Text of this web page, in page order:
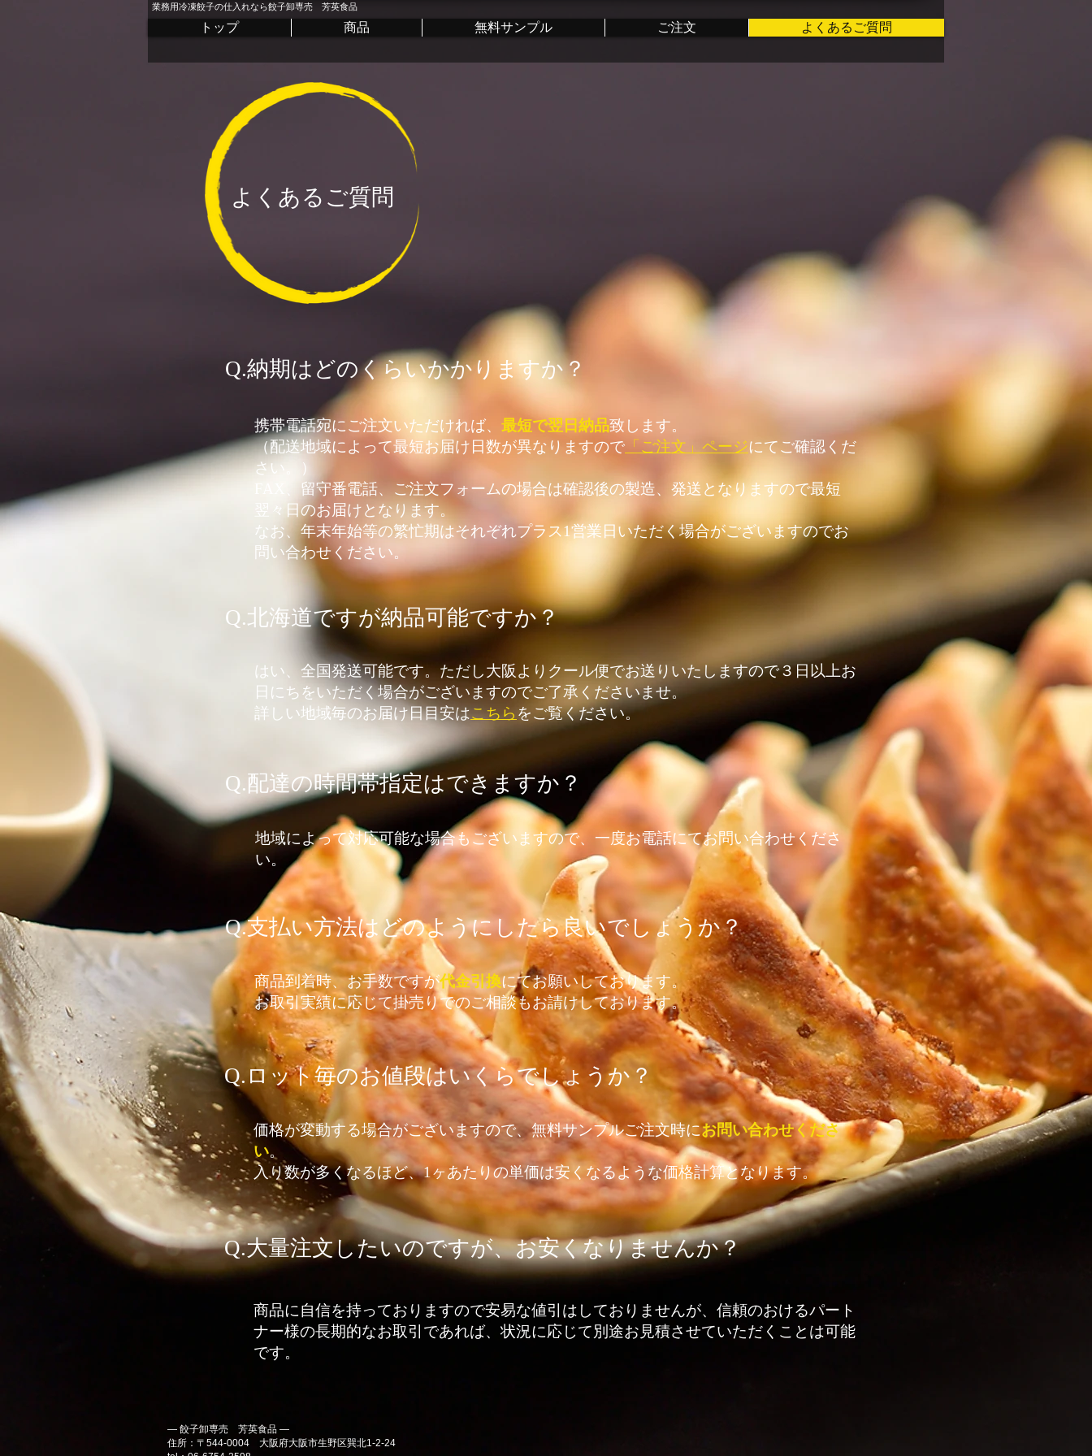
業務用冷凍餃子の仕入れなら餃子卸専売 芳英食品
トップ 商品 無料サンプル ご注文 よくあるご質問
よくあるご質問
Q.納期はどのくらいかかりますか？
携帯電話宛にご注文いただければ、 最短で翌日納品致します。
​（配送地域によって最短お届け日数が異なりますので 「ご注文」ページにてご確認くだ
さい。）
FAX、留守番電話、ご注文フォームの場合は確認後の製造、発送となりますので最短
翌々日のお届けとなります。
​なお、年末年始等の繁忙期はそれぞれプラス1営業日いただく場合がございますのでお
問い合わせください。
Q.北海道ですが納品可能ですか？
はい、全国発送可能です。ただし大阪よりクール便でお送りいたしますので３日以上お
日にちをいただく場合がございますのでご了承くださいませ。
​詳しい地域毎のお届け日目安はこちら をご覧ください。
Q.配達の時間帯指定はできますか？
地域によって対応可能な場合もございますので、一度お電話にてお問い合わせくださ
い。
Q.支払い方法はどのようにしたら良いでしょうか？
商品到着時、お手数ですが代金引換にてお願いしております。
​お取引実績に応じて掛売りでのご相談もお請けしております。
Q.ロット毎のお値段はいくらでしょうか？
価格が変動する場合がございますので、無料サンプルご注文時にお問い合わせくださ
い。
入り数が多くなるほど、1ヶあたりの単価は安くなるような価格計算となります。
Q.大量注文したいのですが、お安くなりませんか？
商品に自信を持っておりますので安易な値引はしておりませんが、信頼のおけるパート
ナー様の長期的なお取引であれば、状況に応じて別途お見積させていただくことは可能
です。
― 餃子卸専売 芳英食品 ―
住所：〒544-0004 大阪府大阪市生野区巽北1-2-24